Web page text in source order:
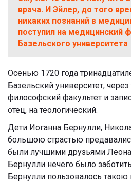
врача. И Эйлер, до того
никаких познаний в
поступил на медицинский
Базельского университета
Осенью 1720 года
Базельский университет,
философский факультет и
отец, на теологический.
Дети Иоганна Бернулли,
большою страстью
были лучшими друзьями
Бернулли нечего было
Бернулли пользовалось такою